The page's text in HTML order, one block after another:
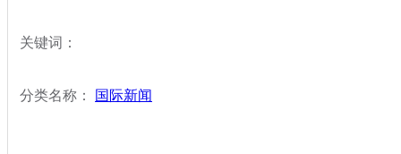
关键词：
分类名称： 国际新闻